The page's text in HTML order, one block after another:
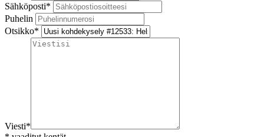
Sähköposti*
Puhelin
Otsikko*
Viesti*